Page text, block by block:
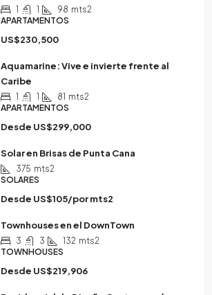
1 1 98 mts2
APARTAMENTOS
US$230,500
Aquamarine: Vive e invierte frente al
Caribe
1 1 81 mts2
APARTAMENTOS
Desde US$299,000
Solar en Brisas de Punta Cana
375 mts2
SOLARES
Desde US$105/por mts2
Townhouses en el DownTown
3 3 132 mts2
TOWNHOUSES
Desde US$219,906